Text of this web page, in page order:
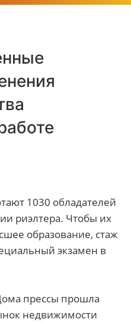
1030 обладателей
риэлтера. Чтобы их
образование, стаж
экзамен в
прессы прошла
недвижимости